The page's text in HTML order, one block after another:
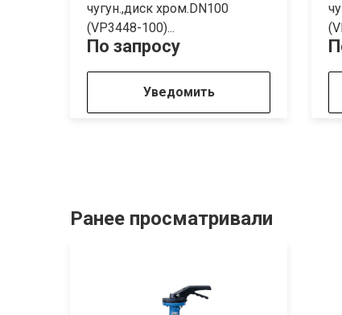
чугун.,диск хром.DN100
(VP3448-100)...
По запросу
Уведомить
Ранее просматривали